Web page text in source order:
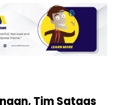
Tim Satgas